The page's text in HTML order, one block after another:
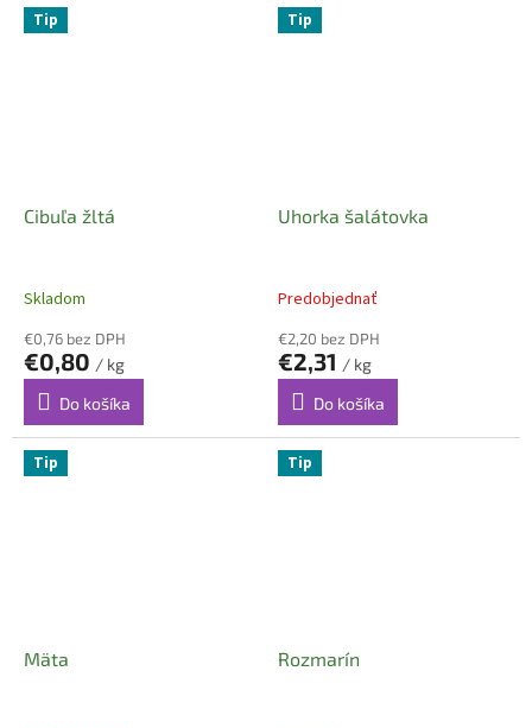
Tip
Cibuľa žltá
Skladom
€0,76 bez DPH
€0,80 / kg
Do košíka
Tip
Uhorka šalátovka
Predobjednať
€2,20 bez DPH
€2,31 / kg
Do košíka
Tip
Mäta
Tip
Rozmarín